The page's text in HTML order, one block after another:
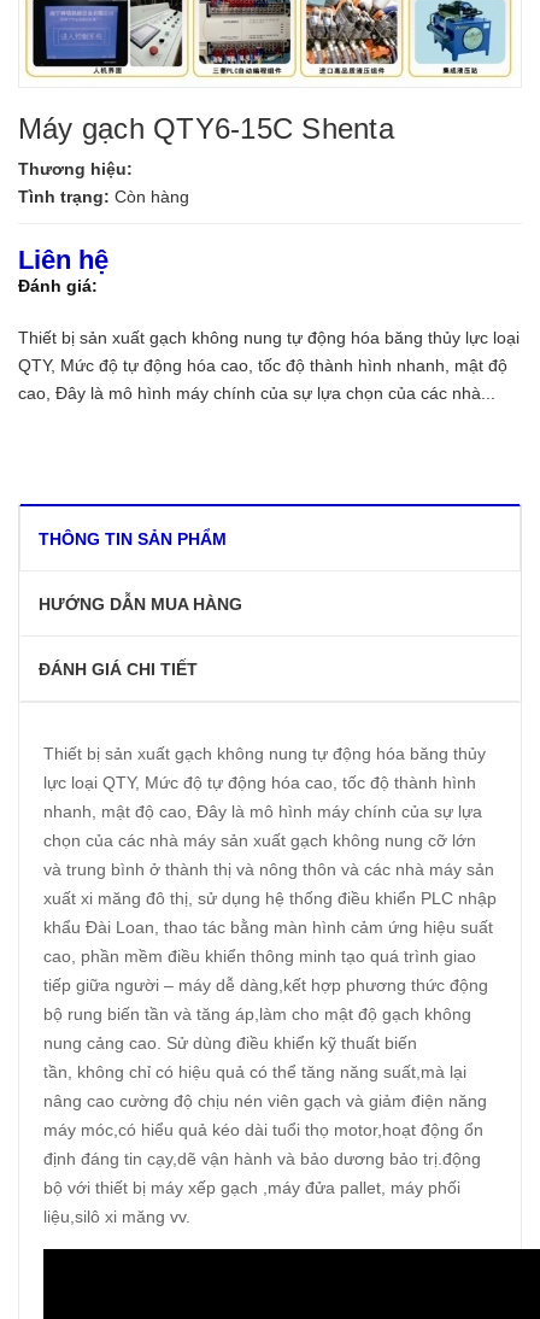
Máy gạch QTY6-15C Shenta
Thương hiệu:
Tình trạng: Còn hàng
Liên hệ
Đánh giá:
Thiết bị sản xuất gạch không nung tự động hóa băng thủy lực loại
QTY, Mức độ tự động hóa cao, tốc độ thành hình nhanh, mật độ
cao, Đây là mô hình máy chính của sự lựa chọn của các nhà...
THÔNG TIN SẢN PHẨM
HƯỚNG DẪN MUA HÀNG
ĐÁNH GIÁ CHI TIẾT
Thiết bị sản xuất gạch không nung tự động hóa băng thủy
lực loại QTY, Mức độ tự động hóa cao, tốc độ thành hình
nhanh, mật độ cao, Đây là mô hình máy chính của sự lựa
chọn của các nhà máy sản xuất gạch không nung cỡ lớn
và trung bình ở thành thị và nông thôn và các nhà máy sản
xuất xi măng đô thị, sử dụng hệ thống điều khiển PLC nhập
khẩu Đài Loan, thao tác bằng màn hình cảm ứng hiệu suất
cao, phần mềm điều khiển thông minh tạo quá trình giao
tiếp giữa người – máy dễ dàng,kết hợp phương thức động
bộ rung biến tần và tăng áp,làm cho mật độ gạch không
nung cảng cao. Sử dùng điều khiển kỹ thuất biến
tần, không chỉ có hiệu quả có thể tăng năng suất,mà lại
nâng cao cường độ chịu nén viên gạch và giảm điện năng
máy móc,có hiểu quả kéo dài tuổi thọ motor,hoạt động ổn
định đáng tin cạy,dẽ vận hành và bảo dương bảo trị.động
bộ với thiết bị máy xếp gạch ,máy đửa pallet, máy phối
liệu,silô xi măng vv.